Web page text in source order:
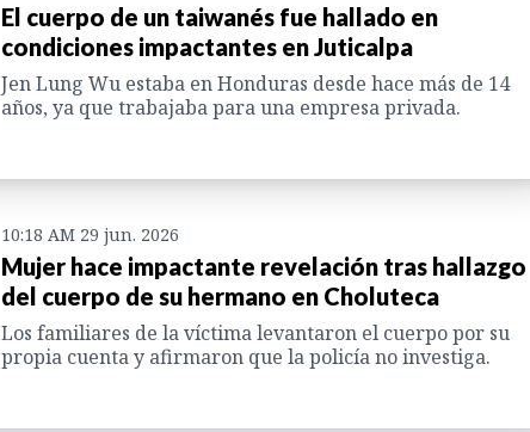
El cuerpo de un taiwanés fue hallado en
condiciones impactantes en Juticalpa
Jen Lung Wu estaba en Honduras desde hace más de 14
años, ya que trabajaba para una empresa privada.
10:18 AM 29 jun. 2026
Mujer hace impactante revelación tras hallazgo
del cuerpo de su hermano en Choluteca
Los familiares de la víctima levantaron el cuerpo por su
propia cuenta y afirmaron que la policía no investiga.